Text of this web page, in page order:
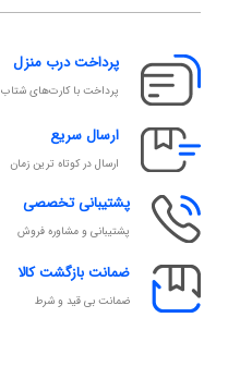
پرداخت درب منزل
پرداخت با کارت‌های شتاب
ارسال سریع
ارسال در کوتاه ترین زمان
پشتیبانی تخصصی
پشتیبانی و مشاوره فروش
ضمانت بازگشت کالا
ضمانت بی قید و شرط